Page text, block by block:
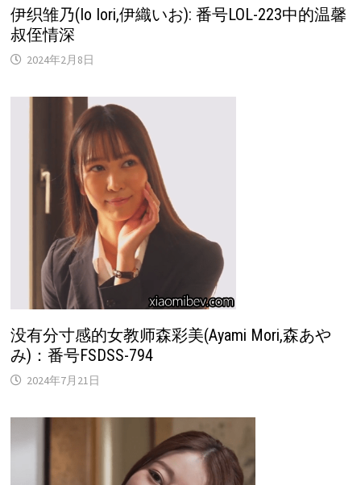
伊织雏乃(Io Iori,伊織いお): 番号LOL-223中的温馨
叔侄情深
2024年2月8日
没有分寸感的女教师森彩美(Ayami Mori,森あや
み)：番号FSDSS-794
2024年7月21日